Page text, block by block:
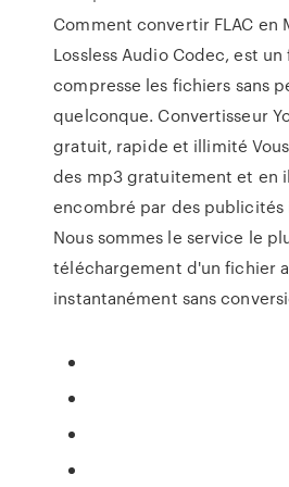
Comment convertir FLAC en
Lossless Audio Codec, est
compresse les fichiers sans
quelconque. Convertisseur
gratuit, rapide et illimité
des mp3 gratuitement et en
encombré par des publicités
Nous sommes le service le
téléchargement d'un fichier
instantanément sans